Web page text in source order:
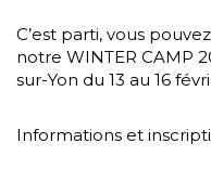
C’est parti, vous
notre WINTER CAMP
sur-Yon du 13 au 16
Informations et